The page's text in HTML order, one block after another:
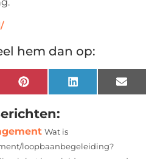
hem dan op:
Pinterest LinkedIn Email
Wat is
loopbaanbegeleiding?